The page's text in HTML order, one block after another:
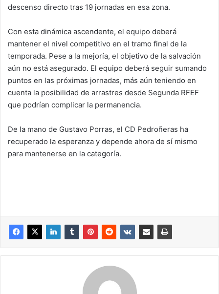
descenso directo tras 19 jornadas en esa zona.
Con esta dinámica ascendente, el equipo deberá
mantener el nivel competitivo en el tramo final de la
temporada. Pese a la mejoría, el objetivo de la salvación
aún no está asegurado. El equipo deberá seguir sumando
puntos en las próximas jornadas, más aún teniendo en
cuenta la posibilidad de arrastres desde Segunda RFEF
que podrían complicar la permanencia.
De la mano de Gustavo Porras, el CD Pedroñeras ha
recuperado la esperanza y depende ahora de sí mismo
para mantenerse en la categoría.